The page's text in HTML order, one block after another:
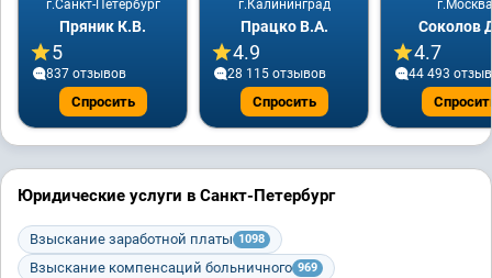
г.Санкт-Петербург
Пряник К.В.
5
837 отзывов
Спросить
г.Калининград
Працко В.А.
4.9
28 115 отзывов
Спросить
г.Москва
Соколов
4.7
44 493
Юридические услуги в Санкт-Петербург
Взыскание заработной платы 1098
Взыскание компенсаций больничного 969